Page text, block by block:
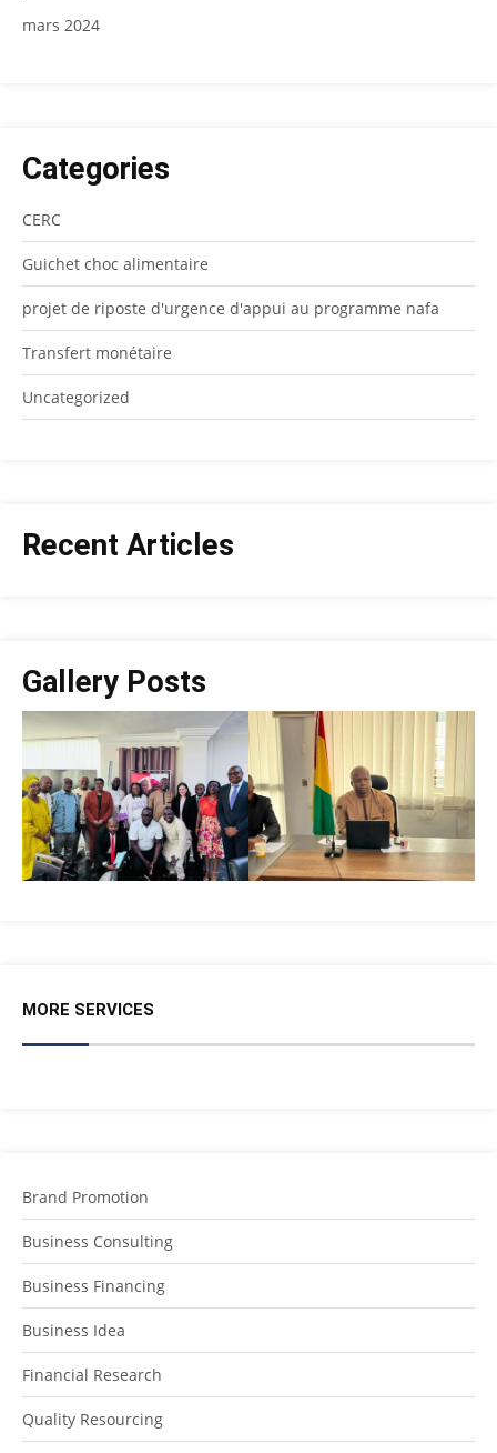
mars 2024
Categories
CERC
Guichet choc alimentaire
projet de riposte d'urgence d'appui au programme nafa
Transfert monétaire
Uncategorized
Recent Articles
Gallery Posts
MORE SERVICES
Brand Promotion
Business Consulting
Business Financing
Business Idea
Financial Research
Quality Resourcing